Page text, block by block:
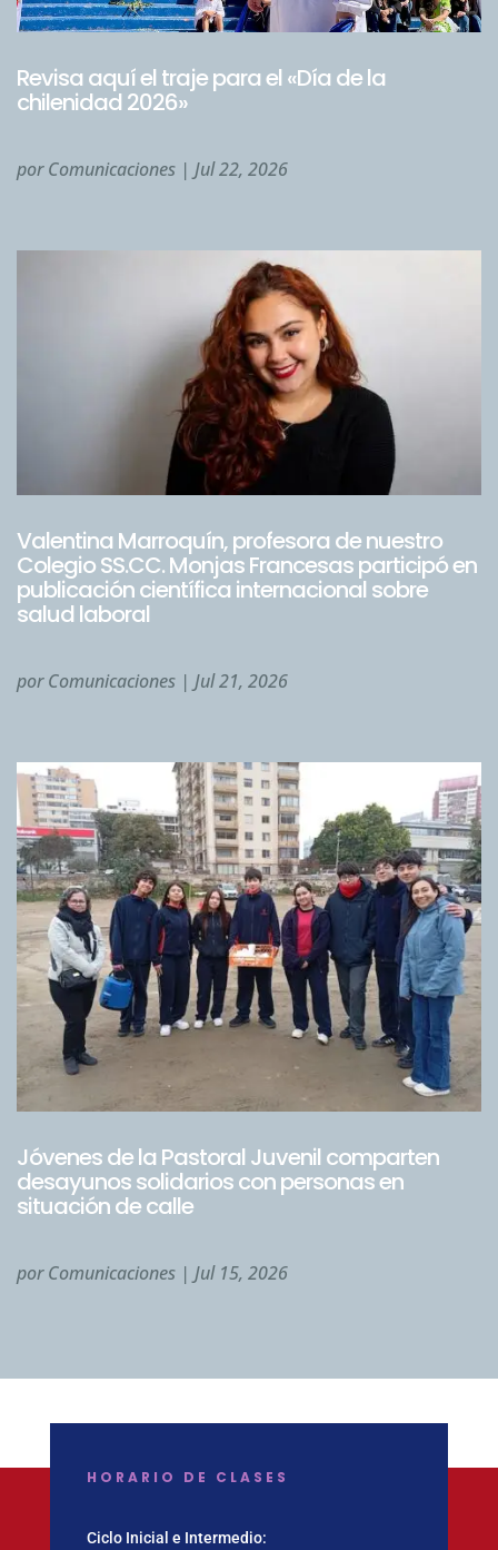
Revisa aquí el traje para el «Día de la
chilenidad 2026»
porComunicaciones | Jul 22, 2026
Valentina Marroquín, profesora de nuestro
Colegio SS.CC. Monjas Francesas participó en
publicación científica internacional sobre
salud laboral
porComunicaciones | Jul 21, 2026
Jóvenes de la Pastoral Juvenil comparten
desayunos solidarios con personas en
situación de calle
porComunicaciones | Jul 15, 2026
HORARIO DE CLASES
Ciclo Inicial e Intermedio: